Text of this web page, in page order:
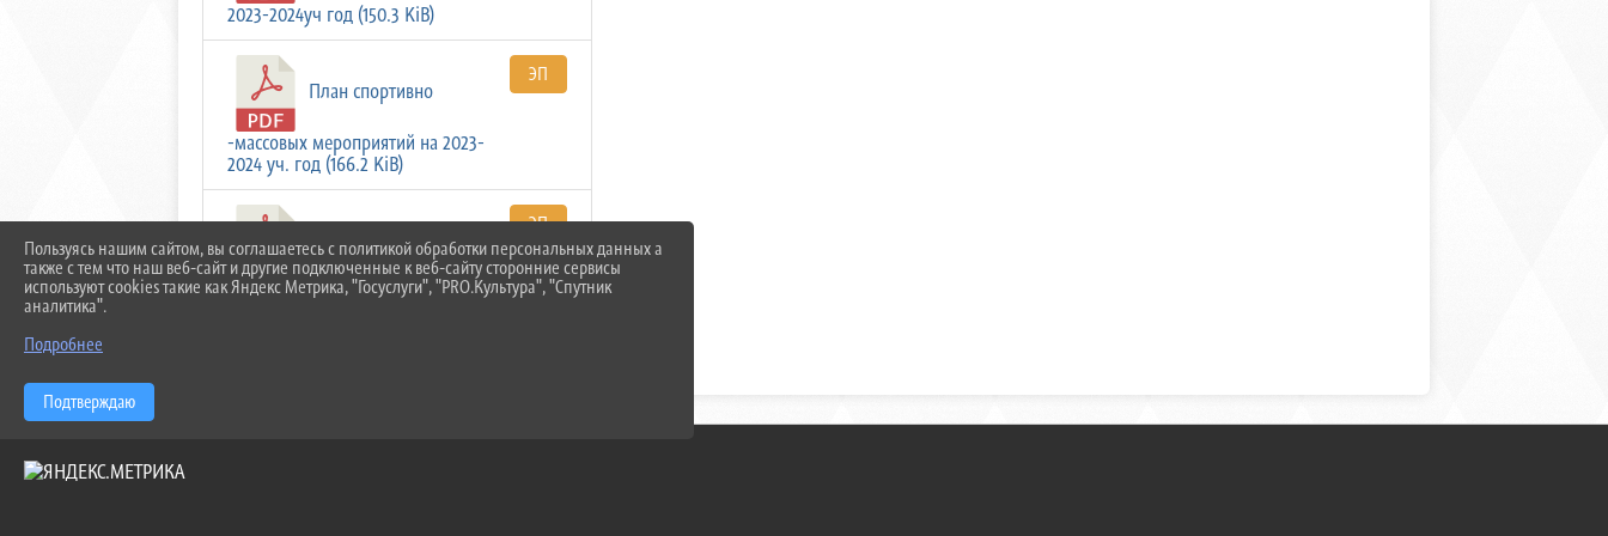
2023-2024уч год (150.3 KiB)
План спортивно
-массовых мероприятий на 2023-
2024 уч. год (166.2 KiB)
ЭП
Расписание работы ССК
КЭиП (82.4 KiB)
ЭП
Пользуясь нашим сайтом, вы соглашаетесь с политикой обработки персональных данных а
также с тем что наш веб-сайт и другие подключенные к веб-сайту сторонние сервисы
используют cookies такие как Яндекс Метрика, "Госуслуги", "PRO.Культура", "Спутник
аналитика".
Подробнее
Подтверждаю